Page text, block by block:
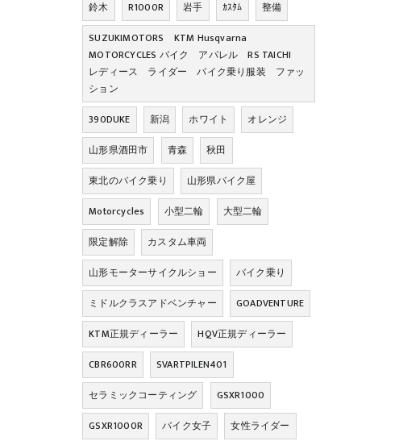
鈴木
R1000R 岩手 ｶｽﾀﾑ
整備
SUZUKIMOTORS KTM Husqvarna
MOTORCYCLES バイク アパレル RS TAICHI
レディース ライダー バイク乗り服装 ファッ
ション
390DUKE
新潟 ホワイト
オレンジ
山形県酒田市
青森
秋田
東北のバイク乗り
山形県バイク屋
Motorcycles
小型二輪
大型二輪
限定解除
カスタム車両
山形モーターサイクルショー
バイク乗り
ミドルクラスアドベンチャー
GOADVENTURE
KTM正規ディーラー
HQV正規ディーラー
CBR600RR
SVARTPILEN401
セラミックコーティング
GSXR1000
GSXR1000R
バイク女子 女性ライダー